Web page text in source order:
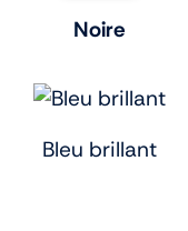
Noire
Bleu brillant